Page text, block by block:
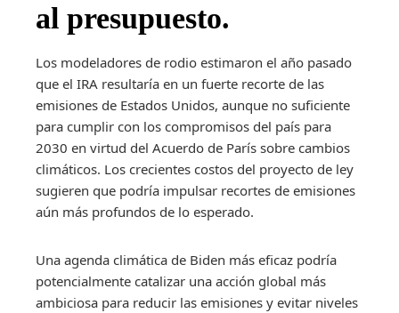
al presupuesto.
Los modeladores de rodio estimaron el año pasado
que el IRA resultaría en un fuerte recorte de las
emisiones de Estados Unidos, aunque no suficiente
para cumplir con los compromisos del país para
2030 en virtud del Acuerdo de París sobre cambios
climáticos. Los crecientes costos del proyecto de ley
sugieren que podría impulsar recortes de emisiones
aún más profundos de lo esperado.
Una agenda climática de Biden más eficaz podría
potencialmente catalizar una acción global más
ambiciosa para reducir las emisiones y evitar niveles